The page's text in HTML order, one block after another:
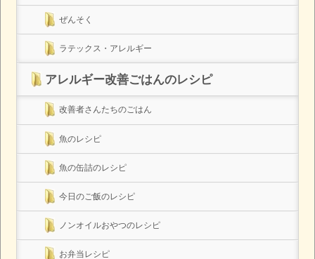
ぜんそく
ラテックス・アレルギー
アレルギー改善ごはんのレシピ
改善者さんたちのごはん
魚のレシピ
魚の缶詰のレシピ
今日のご飯のレシピ
ノンオイルおやつのレシピ
お弁当レシピ